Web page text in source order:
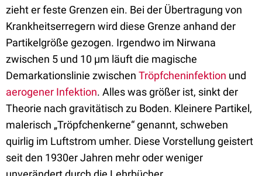
zieht er feste Grenzen ein. Bei der Übertragung von
Krankheitserregern wird diese Grenze anhand der
Partikelgröße gezogen. Irgendwo im Nirwana
zwischen 5 und 10 µm läuft die magische
Demarkationslinie zwischen Tröpfcheninfektion und
aerogener Infektion. Alles was größer ist, sinkt der
Theorie nach gravitätisch zu Boden. Kleinere Partikel,
malerisch „Tröpfchenkerne“ genannt, schweben
quirlig im Luftstrom umher. Diese Vorstellung geistert
seit den 1930er Jahren mehr oder weniger